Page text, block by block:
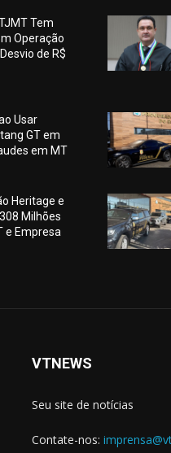
Tem
Operação
de R$
Usar
GT em
em MT
Heritage e
Milhões
e Empresa
VTNEWS
Seu site de notícias
Contate-nos: